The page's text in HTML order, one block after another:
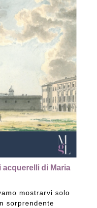
di Maria
mostrarvi solo
sorprendente